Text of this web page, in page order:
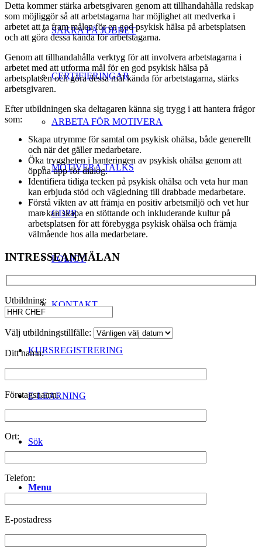
SÄKRA PÅ JOBBET
CERTIFIERINGAR
ARBETA FÖR MOTIVERA
MOTIVERA TALKS
GDPR
POLICY
KONTAKT
KURSREGISTRERING
E-LEARNING
Sök
Menu
Detta kommer stärka arbetsgivaren genom att tillhandahålla redskap
som möjliggör så att arbetstagarna har möjlighet att medverka i
arbetet att ta fram målen för en god psykisk hälsa på arbetsplatsen
och att göra dessa kända för arbetstagarna.
Genom att tillhandahålla verktyg för att involvera arbetstagarna i
arbetet med att utforma mål för en god psykisk hälsa på
arbetsplatsen och göra dessa mål kända för arbetstagarna, stärks
arbetsgivaren.
Efter utbildningen ska deltagaren känna sig trygg i att hantera frågor
som:
Skapa utrymme för samtal om psykisk ohälsa, både generellt
och när det gäller medarbetare.
Öka tryggheten i hanteringen av psykisk ohälsa genom att
öppna upp för dialog.
Identifiera tidiga tecken på psykisk ohälsa och veta hur man
kan erbjuda stöd och vägledning till drabbade medarbetare.
Förstå vikten av att främja en positiv arbetsmiljö och vet hur
man kan skapa en stöttande och inkluderande kultur på
arbetsplatsen för att förebygga psykisk ohälsa och främja
välmående hos alla medarbetare.
INTRESSEANMÄLAN
Utbildning:
Välj utbildningstillfälle:
Ditt namn:
Företagsnamn:
Ort:
Telefon:
E-postadress